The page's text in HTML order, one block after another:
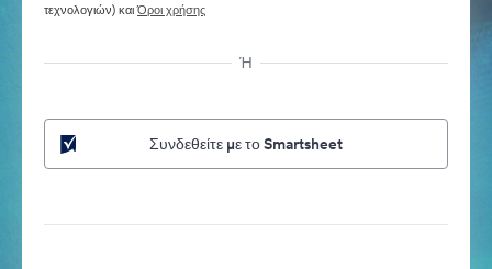
τεχνολογιών) καιΌροι χρήσης
Ή
Συνδεθείτε με το Smartsheet